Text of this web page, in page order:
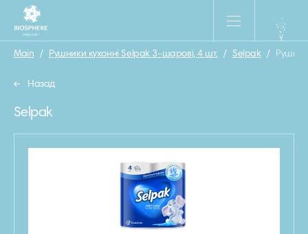
Main / Рушники кухонні Selpak 3-шарові, 4 шт. / Selpak /
Назад
Selpak